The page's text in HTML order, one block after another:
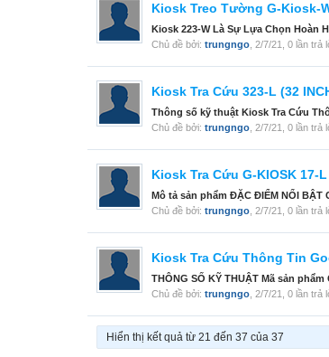
Kiosk Treo Tường G-Kiosk-
Kiosk 223-W Là Sự Lựa Chọn Hoàn
Chủ đề bởi: trungngo 2/7/21 , 0 lần trả
Kiosk Tra Cứu 323-L (32
Thông số kỹ thuật Kiosk Tra Cứu
Chủ đề bởi: trungngo 2/7/21 , 0 lần trả
Kiosk Tra Cứu G-KIOSK 17-
Mô tả sản phẩm ĐẶC ĐIỂM NỔI
Chủ đề bởi: trungngo 2/7/21 , 0 lần trả
Kiosk Tra Cứu Thông Tin
THÔNG SỐ KỸ THUẬT Mã sản
Chủ đề bởi: trungngo 2/7/21 , 0 lần trả
Hiển thị kết quả từ 21 đến 37 của 37